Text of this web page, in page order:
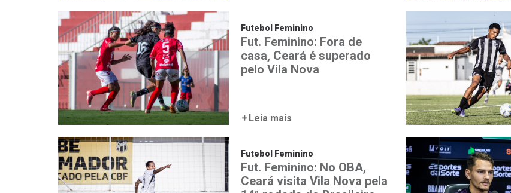
Futebol Feminino
Fut. Feminino: Fora de
casa, Ceará é superado
pelo Vila Nova
Leia mais
Futebol Feminino
Fut. Feminino: No OBA,
Ceará visita Vila Nova pela